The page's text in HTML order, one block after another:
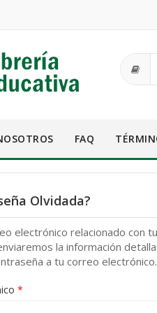
FAQ
Olvidada?
electrónico relacionado con
la información
a tu correo electrónico.
*